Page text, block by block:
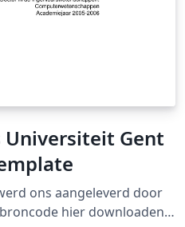
Universiteit Gent
ons aangeleverd door
hier downloaden